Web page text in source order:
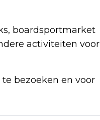
boardsportmarket
activiteiten voor
te bezoeken en voor